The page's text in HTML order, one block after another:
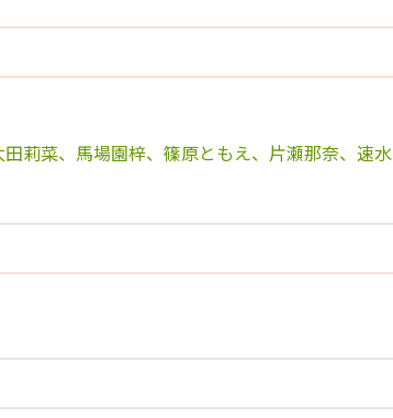
莉菜、馬場園梓、篠原ともえ、片瀬那奈、速水